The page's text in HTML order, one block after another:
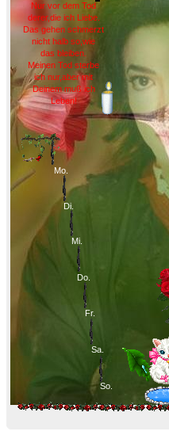
Nur vor dem Tod
derer,die ich Liebe.
Das gehen schmerzt
nicht halb so,wie
das bleiben.
Meinen Tod sterbe
ich nur,aber mit
Deinem muß ich
Leben!
Mo.
Di.
Mi.
Do.
Fr.
Sa.
So.